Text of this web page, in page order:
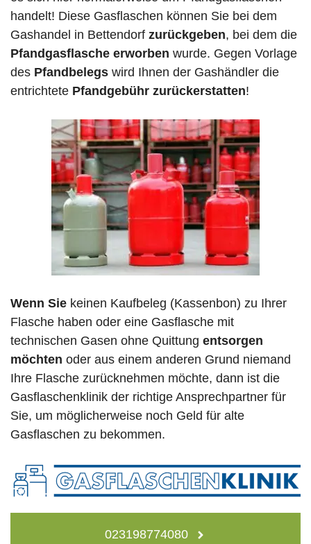
handelt! Diese Gasflaschen können Sie bei dem
Gashandel in Bettendorf zurückgeben, bei dem die
Pfandgasflasche erworben wurde. Gegen Vorlage
des Pfandbelegs wird Ihnen der Gashändler die
entrichtete Pfandgebühr zurückerstatten!
Wenn Sie keinen Kaufbeleg (Kassenbon) zu Ihrer
Flasche haben oder eine Gasflasche mit
technischen Gasen ohne Quittung entsorgen
möchten oder aus einem anderen Grund niemand
Ihre Flasche zurücknehmen möchte, dann ist die
Gasflaschenklinik der richtige Ansprechpartner für
Sie, um möglicherweise noch Geld für alte
Gasflaschen zu bekommen.
023198774080